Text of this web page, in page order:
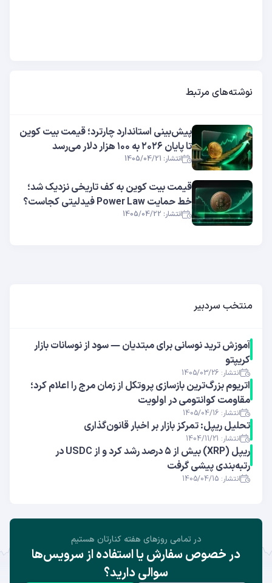
نوشته‌های مرتبط
پیش‌بینی استاندارد چارترد؛ قیمت بیت کوین
تا پایان ۲۰۲۶ به ۱۰۰ هزار دلار می‌رسد
انتشار: 1405/04/21
قیمت بیت کوین به کف تاریخی نزدیک شد؛
خط حمایت Power Law فیدلیتی کجاست؟
انتشار: 1405/04/22
منتخب سردبیر
آموزش ترید نوسانی برای مبتدیان — سود از نوسانات بازار
کریپتو
انتشار: 1405/03/26
اتریوم بزرگ‌ترین بازسازی پروتکل از زمان مرج را اعلام کرد؛
مقاومت کوانتومی در اولویت
انتشار: 1405/04/16
تحلیل ریپل: تمرکز بازار بر اخبار قانون‌گذاری
انتشار: 1404/11/21
ریپل (XRP) بیش از ۵ درصد رشد کرد و از USDC در
رتبه‌بندی پیشی گرفت
انتشار: 1405/04/15
در تمامی روز‌های هفته کنارتان هستیم
در خصوص سفارش یا استفاده از سرویس‌ها
سوالی دارید؟